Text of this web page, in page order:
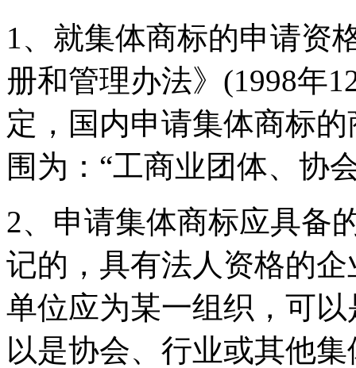
1、就集体商标的申请资
册和管理办法》(1998年
定，国内申请集体商标
围为：“工商业团体、协
2、申请集体商标应具备
记的，具有法人资格的
单位应为某一组织，可
以是协会、行业或其他